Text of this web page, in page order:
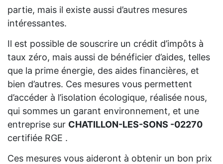
partie, mais il existe aussi d’autres mesures
intéressantes.
Il est possible de souscrire un crédit d’impôts à
taux zéro, mais aussi de bénéficier d’aides, telles
que la prime énergie, des aides financières, et
bien d’autres. Ces mesures vous permettent
d’accéder à l’isolation écologique, réalisée nous,
qui sommes un garant environnement, et une
entreprise sur CHATILLON-LES-SONS -02270
certifiée RGE .
Ces mesures vous aideront à obtenir un bon prix